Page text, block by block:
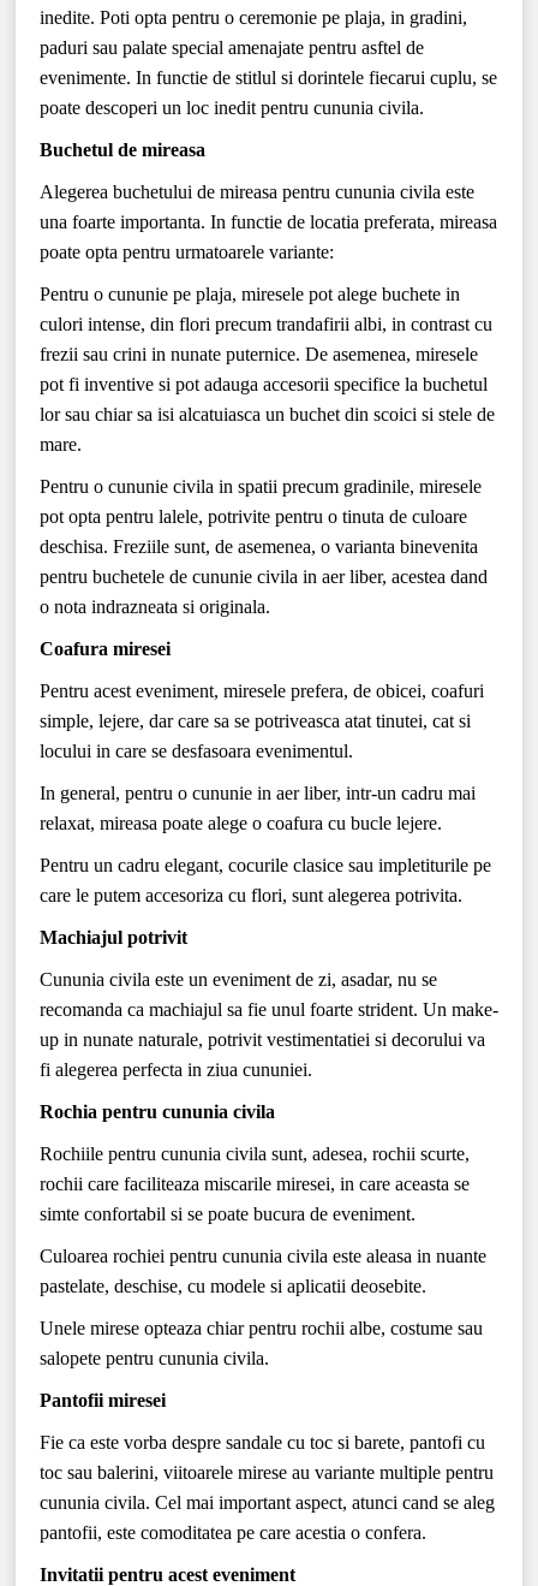
inedite. Poti opta pentru o ceremonie pe plaja, in gradini,
paduri sau palate special amenajate pentru asftel de
evenimente. In functie de stitlul si dorintele fiecarui cuplu, se
poate descoperi un loc inedit pentru cununia civila.
Buchetul de mireasa
Alegerea buchetului de mireasa pentru cununia civila este
una foarte importanta. In functie de locatia preferata, mireasa
poate opta pentru urmatoarele variante:
Pentru o cununie pe plaja, miresele pot alege buchete in
culori intense, din flori precum trandafirii albi, in contrast cu
frezii sau crini in nunate puternice. De asemenea, miresele
pot fi inventive si pot adauga accesorii specifice la buchetul
lor sau chiar sa isi alcatuiasca un buchet din scoici si stele de
mare.
Pentru o cununie civila in spatii precum gradinile, miresele
pot opta pentru lalele, potrivite pentru o tinuta de culoare
deschisa. Freziile sunt, de asemenea, o varianta binevenita
pentru buchetele de cununie civila in aer liber, acestea dand
o nota indrazneata si originala.
Coafura miresei
Pentru acest eveniment, miresele prefera, de obicei, coafuri
simple, lejere, dar care sa se potriveasca atat tinutei, cat si
locului in care se desfasoara evenimentul.
In general, pentru o cununie in aer liber, intr-un cadru mai
relaxat, mireasa poate alege o coafura cu bucle lejere.
Pentru un cadru elegant, cocurile clasice sau impletiturile pe
care le putem accesoriza cu flori, sunt alegerea potrivita.
Machiajul potrivit
Cununia civila este un eveniment de zi, asadar, nu se
recomanda ca machiajul sa fie unul foarte strident. Un make-
up in nunate naturale, potrivit vestimentatiei si decorului va
fi alegerea perfecta in ziua cununiei.
Rochia pentru cununia civila
Rochiile pentru cununia civila sunt, adesea, rochii scurte,
rochii care faciliteaza miscarile miresei, in care aceasta se
simte confortabil si se poate bucura de eveniment.
Culoarea rochiei pentru cununia civila este aleasa in nuante
pastelate, deschise, cu modele si aplicatii deosebite.
Unele mirese opteaza chiar pentru rochii albe, costume sau
salopete pentru cununia civila.
Pantofii miresei
Fie ca este vorba despre sandale cu toc si barete, pantofi cu
toc sau balerini, viitoarele mirese au variante multiple pentru
cununia civila. Cel mai important aspect, atunci cand se aleg
pantofii, este comoditatea pe care acestia o confera.
Invitatii pentru acest eveniment